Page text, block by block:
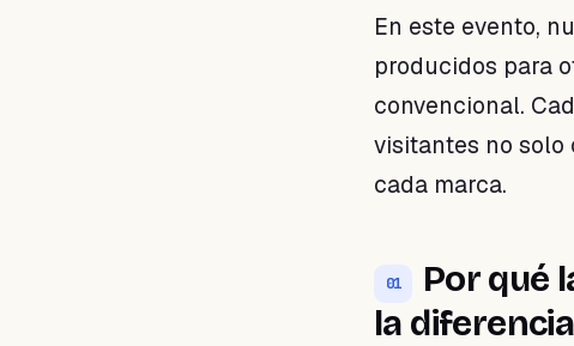
En este evento,
producidos para
convencional.
visitantes no solo
cada marca.
01
Por qué
la diferencia